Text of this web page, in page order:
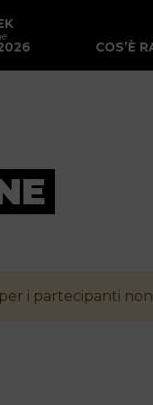
COS’È
i partecipanti